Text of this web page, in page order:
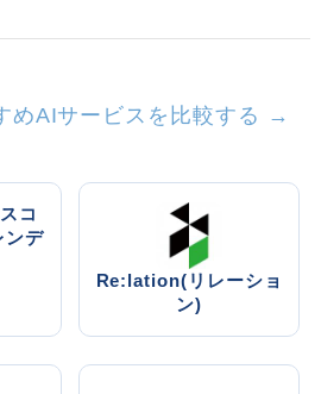
めAIサービスを比較する →
コ
ンデ
Re:lation(リレーショ
ン)